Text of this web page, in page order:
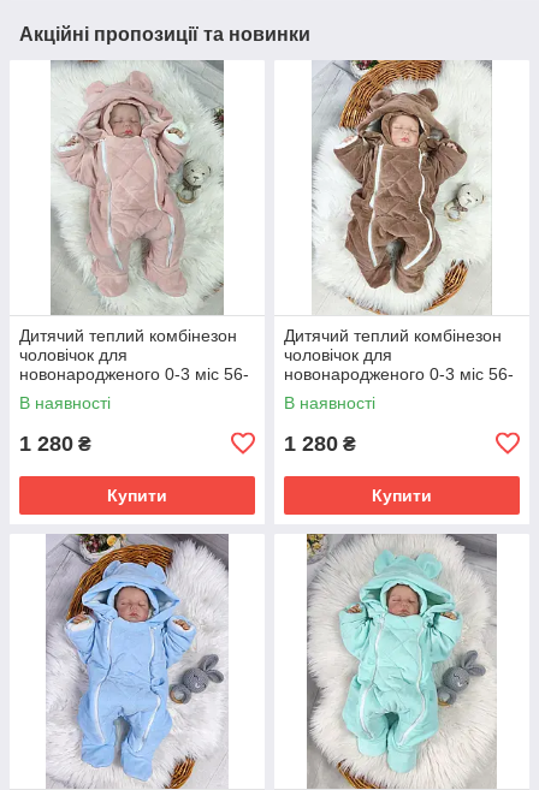
Акційні пропозиції та новинки
Дитячий теплий комбінезон
чоловічок для
новонародженого 0-3 міс 56-
62 см Зима Весна Осінь
В наявності
1 280 ₴
Купити
Дитячий теплий комбінезон
чоловічок для
новонародженого 0-3 міс 56-
62 см Зима Весна Осінь
В наявності
1 280 ₴
Купити